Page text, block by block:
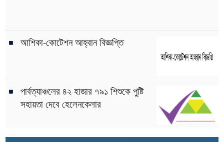
আশিকা-কোটেশন আহ্বান বিজ্ঞপ্তি
পার্বত্যাঞ্চলের ৪২ হাজার ৭৯১ শিশুকে পুষ্টি
সহায়তা দেবে হেলেনকেলার